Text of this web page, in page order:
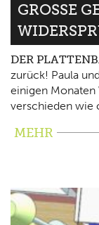
GROSSE
DER
zurück! Paula
einigen Monaten
verschieden wie
MEHR